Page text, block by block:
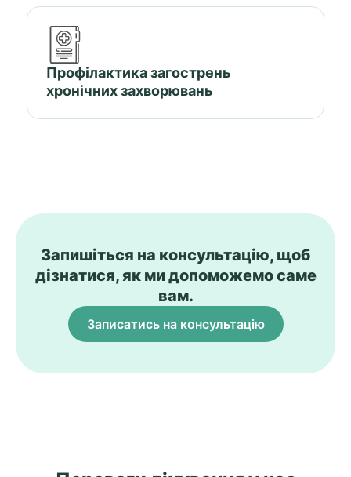
Профілактика загострень
хронічних захворювань
Запишіться на консультацію, щоб
дізнатися, як ми допоможемо саме
вам.
Записатись на консультацію